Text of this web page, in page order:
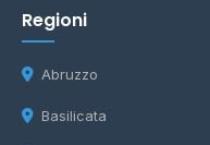
Regioni
Abruzzo
Basilicata